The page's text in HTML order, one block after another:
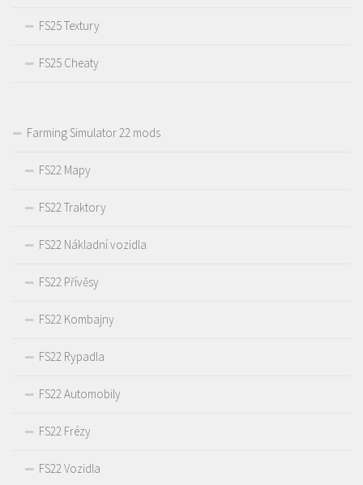
FS25 Textury
FS25 Cheaty
Farming Simulator 22 mods
FS22 Mapy
FS22 Traktory
FS22 Nákladní vozidla
FS22 Přívěsy
FS22 Kombajny
FS22 Rypadla
FS22 Automobily
FS22 Frézy
FS22 Vozidla